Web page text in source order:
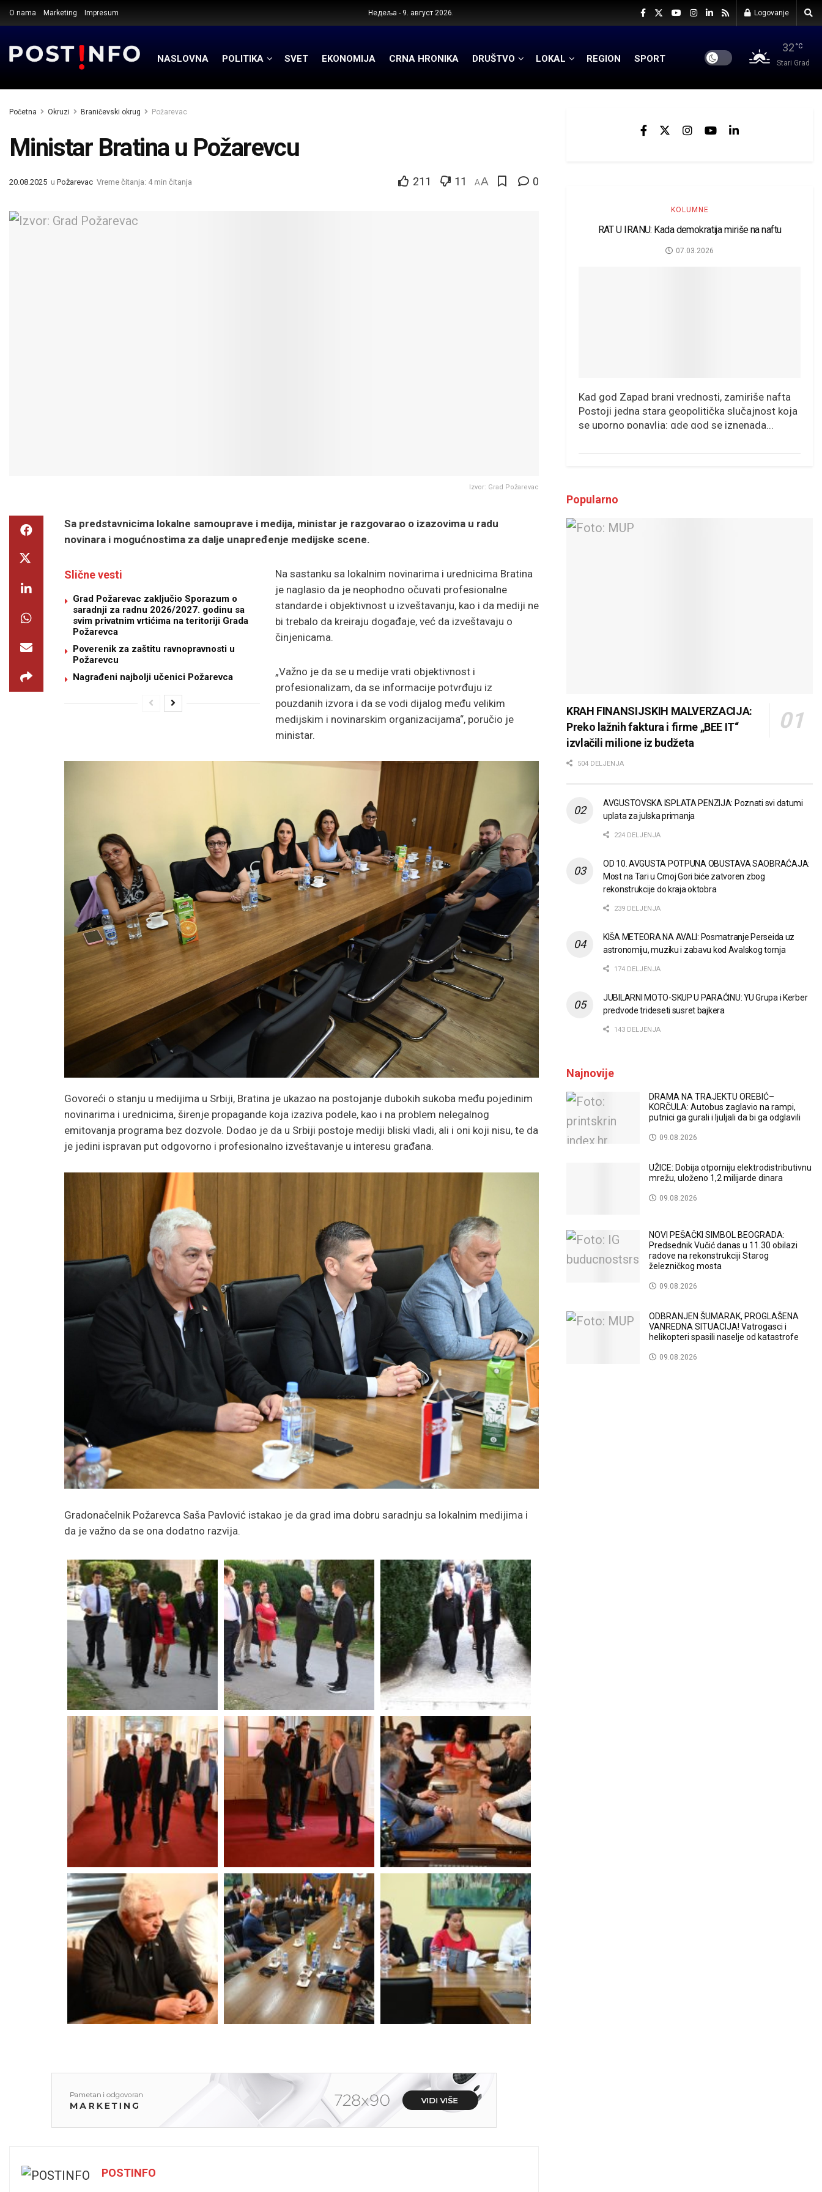
O nama Marketing Impresum Недеља - 9. август 2026. Logovanje
NASLOVNA POLITIKA SVET EKONOMIJA CRNA HRONIKA DRUŠTVO LOKAL REGION SPORT
32 °C
Stari Grad
Početna Okruzi Braničevski okrug Požarevac
Ministar Bratina u Požarevcu
20.08.2025 u Požarevac Vreme čitanja: 4 min čitanja 211 11 AA 0
Izvor: Grad Požarevac
Sa predstavnicima lokalne samouprave i medija, ministar je razgovarao o izazovima u radu
novinara i mogućnostima za dalje unapređenje medijske scene.
Slične vesti
Grad Požarevac zaključio Sporazum o
saradnji za radnu 2026/2027. godinu sa
svim privatnim vrtićima na teritoriji Grada
Požarevca
Poverenik za zaštitu ravnopravnosti u
Požarevcu
Nagrađeni najbolji učenici Požarevca
Na sastanku sa lokalnim novinarima i urednicima Bratina
je naglasio da je neophodno očuvati profesionalne
standarde i objektivnost u izveštavanju, kao i da mediji ne
bi trebalo da kreiraju događaje, već da izveštavaju o
činjenicama.
„Važno je da se u medije vrati objektivnost i
profesionalizam, da se informacije potvrđuju iz
pouzdanih izvora i da se vodi dijalog među velikim
medijskim i novinarskim organizacijama“, poručio je
ministar.
Govoreći o stanju u medijima u Srbiji, Bratina je ukazao na postojanje dubokih sukoba među pojedinim
novinarima i urednicima, širenje propagande koja izaziva podele, kao i na problem nelegalnog
emitovanja programa bez dozvole. Dodao je da u Srbiji postoje mediji bliski vladi, ali i oni koji nisu, te da
je jedini ispravan put odgovorno i profesionalno izveštavanje u interesu građana.
Gradonačelnik Požarevca Saša Pavlović istakao je da grad ima dobru saradnju sa lokalnim medijima i
da je važno da se ona dodatno razvija.
POSTINFO
KOLUMNE
RAT U IRANU: Kada demokratija miriše na naftu
07.03.2026
Kad god Zapad brani vrednosti, zamiriše nafta
Postoji jedna stara geopolitička slučajnost koja
se uporno ponavlja: gde god se iznenada...
Popularno
KRAH FINANSIJSKIH MALVERZACIJA:
Preko lažnih faktura i firme „BEE IT“
izvlačili milione iz budžeta
504 DELJENJA
AVGUSTOVSKA ISPLATA PENZIJA: Poznati svi datumi
uplata za julska primanja
224 DELJENJA
OD 10. AVGUSTA POTPUNA OBUSTAVA SAOBRAĆAJA:
Most na Tari u Crnoj Gori biće zatvoren zbog
rekonstrukcije do kraja oktobra
239 DELJENJA
KIŠA METEORA NA AVALI: Posmatranje Perseida uz
astronomiju, muziku i zabavu kod Avalskog tornja
174 DELJENJA
JUBILARNI MOTO-SKUP U PARAĆINU: YU Grupa i Kerber
predvode trideseti susret bajkera
143 DELJENJA
Najnovije
DRAMA NA TRAJEKTU OREBIĆ–
KORČULA: Autobus zaglavio na rampi,
putnici ga gurali i ljuljali da bi ga odglavili
09.08.2026
UŽICE: Dobija otporniju elektrodistributivnu
mrežu, uloženo 1,2 milijarde dinara
09.08.2026
NOVI PEŠAČKI SIMBOL BEOGRADA:
Predsednik Vučić danas u 11.30 obilazi
radove na rekonstrukciji Starog
železničkog mosta
09.08.2026
ODBRANJEN ŠUMARAK, PROGLAŠENA
VANREDNA SITUACIJA! Vatrogasci i
helikopteri spasili naselje od katastrofe
09.08.2026